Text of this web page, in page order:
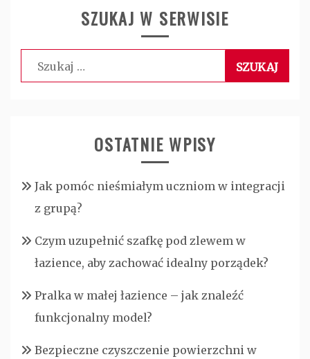
SZUKAJ W SERWISIE
Szukaj:
OSTATNIE WPISY
Jak pomóc nieśmiałym uczniom w integracji
z grupą?
Czym uzupełnić szafkę pod zlewem w
łazience, aby zachować idealny porządek?
Pralka w małej łazience – jak znaleźć
funkcjonalny model?
Bezpieczne czyszczenie powierzchni w